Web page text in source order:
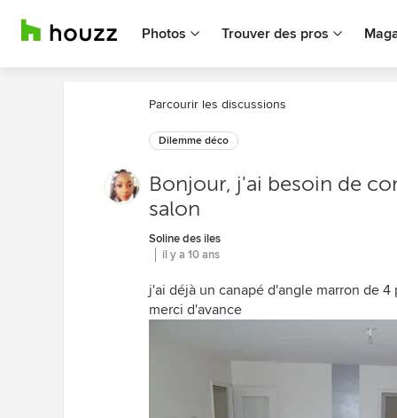
Photos Trouver des pros
Parcourir les discussions
Dilemme déco
Bonjour, j'ai besoin de
salon
Soline des iles
il y a 10 ans
j'ai déjà un canapé d'angle marron de
merci d'avance